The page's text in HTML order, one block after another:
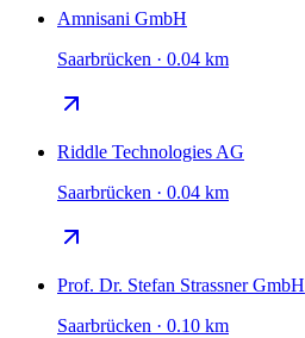
Amnisani GmbH
Saarbrücken · 0.04 km
Riddle Technologies AG
Saarbrücken · 0.04 km
Prof. Dr. Stefan Strassner GmbH
Saarbrücken · 0.10 km